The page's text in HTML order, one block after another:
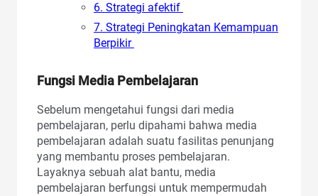
6. Strategi afektif
7. Strategi Peningkatan Kemampuan
Berpikir
Fungsi Media Pembelajaran
Sebelum mengetahui fungsi dari media
pembelajaran, perlu dipahami bahwa media
pembelajaran adalah suatu fasilitas penunjang
yang membantu proses pembelajaran.
Layaknya sebuah alat bantu, media
pembelajaran berfungsi untuk mempermudah